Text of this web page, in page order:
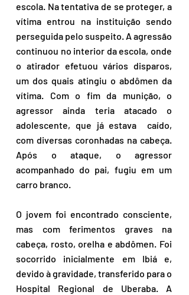
escola. Na tentativa de se proteger, a
vítima entrou na instituição sendo
perseguida pelo suspeito. A agressão
continuou no interior da escola, onde
o atirador efetuou vários disparos,
um dos quais atingiu o abdômen da
vítima. Com o fim da munição, o
agressor ainda teria atacado o
adolescente, que já estava  caído,
com diversas coronhadas na cabeça.
Após o ataque, o agressor
acompanhado do pai, fugiu em um
carro branco.
O jovem foi encontrado consciente,
mas com ferimentos graves na
cabeça, rosto, orelha e abdômen. Foi
socorrido inicialmente em Ibiá e,
devido à gravidade, transferido para o
Hospital Regional de Uberaba. A